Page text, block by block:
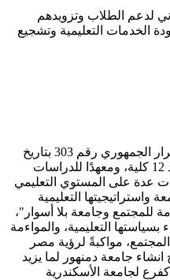
لدعم الطلاب وتزويدهم
الخدمات التعليمية وتشجيع
تأسست جامعة دمنهور بمقتضى القرار الجمهوري رقم 303 بتاريخ
26-10-2010، هذا وتضم الجامعة عدد 12 كلية، ومعهدًا للدراسات
عدة على المستوي التعليمي
واستراتيجيتها التعليمية
للمجتمع وجامعة بلا أسوار"،
بسياستها التعليمية، والمواءمة
مواكبةً لرؤية مصر
انشاء جامعة دمنهور لما يزيد
لجامعة الأسكندرية